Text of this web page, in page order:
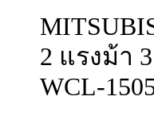
2 แรงม้า
WCL-